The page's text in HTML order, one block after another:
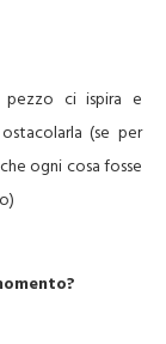
ci ispira e
(se per
ogni cosa fosse